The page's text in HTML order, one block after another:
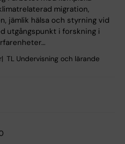
migration,
jämlik hälsa och styrning vid
utgångspunkt i forskning i
TL Undervisning och lärande